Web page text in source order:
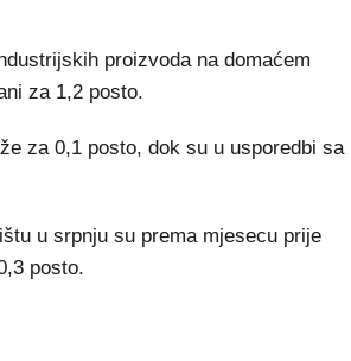
proizvoda na domaćem
za 1,2 posto.
za 0,1 posto, dok su u usporedbi sa
u srpnju su prema mjesecu prije
posto.